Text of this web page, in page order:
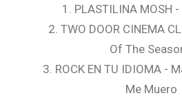
1. PLASTILINA MOSH
2. TWO DOOR CINEMA
Of The
3. ROCK EN TU IDIOMA -
Me Muero